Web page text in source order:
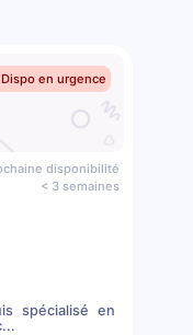
en urgence
disponibilité
< 3 semaines
spécialisé en